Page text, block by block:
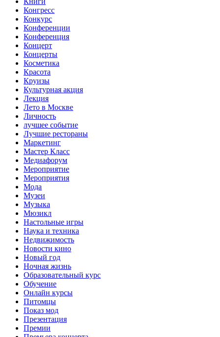
Конгресс
Конкурс
Конференции
Конференция
Концерт
Концерты
Косметика
Красота
Круизы
Культурная акция
Лекция
Лето в Москве
Личность
лучшее событие
Лучшие рестораны
Маркетинг
Мастер Класс
Медиафорум
Мероприятие
Мероприятия
Мода
Музеи
Музыка
Мюзикл
Настольные игры
Наука и техника
Недвижимость
Новости кино
Новый год
Ночная жизнь
Образовательный курс
Обучение
Онлайн курсы
Питомцы
Показ мод
Презентация
Премии